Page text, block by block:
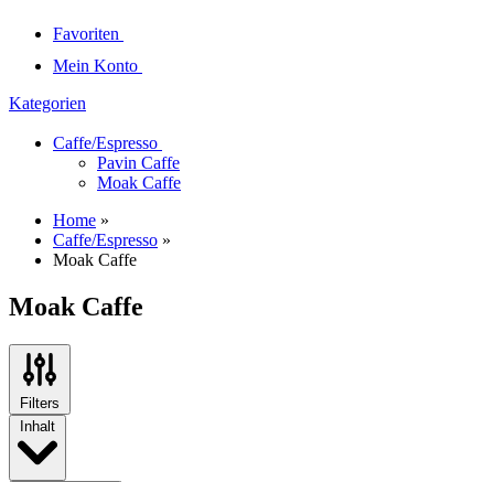
Favoriten
Mein Konto
Kategorien
Caffe/Espresso
Pavin Caffe
Moak Caffe
Home »
Caffe/Espresso »
Moak Caffe
Moak Caffe
Filters
Inhalt